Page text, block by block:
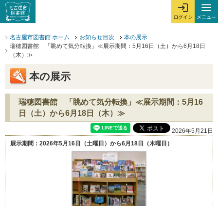
ページの先頭です。
本文へジャンプする。
ここからサイト内共通メニューです。
サイト内共通メニューをスキップする
ログイン
ログインを開
メニュー
メ
サイト内共通メニューここまで。
名古屋市図書館 ホーム
お知らせ目次
本の展示
瑞穂図書館 「眺めて気分転換」≪展示期間：5月16日（土）から6月18日
（木）≫
本の展示
瑞穂図書館 「眺めて気分転換」≪展示期間：5月16
日（土）から6月18日（木）≫
2026年5月21日
展示期間：2026年5月16日（土曜日）から6月18日（木曜日）